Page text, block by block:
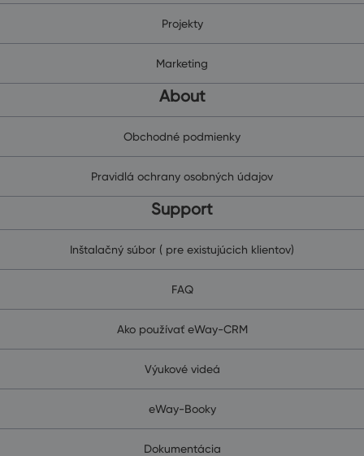
Projekty
Marketing
About
Obchodné podmienky
Pravidlá ochrany osobných údajov
Support
Inštalačný súbor ( pre existujúcich klientov)
FAQ
Ako používať eWay-CRM
Výukové videá
eWay-Booky
Dokumentácia